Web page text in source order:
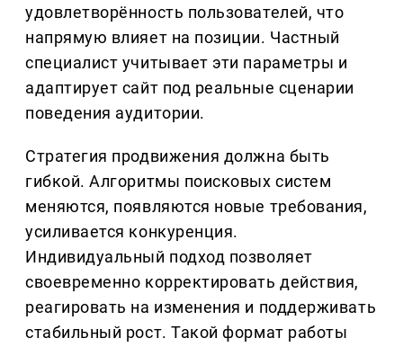
удовлетворённость пользователей, что
напрямую влияет на позиции. Частный
специалист учитывает эти параметры и
адаптирует сайт под реальные сценарии
поведения аудитории.
Стратегия продвижения должна быть
гибкой. Алгоритмы поисковых систем
меняются, появляются новые требования,
усиливается конкуренция.
Индивидуальный подход позволяет
своевременно корректировать действия,
реагировать на изменения и поддерживать
стабильный рост. Такой формат работы